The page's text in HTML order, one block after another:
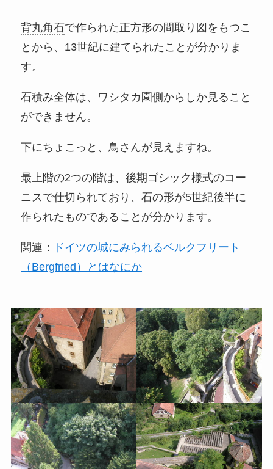
背丸角石で作られた正方形の間取り図をもつこ
とから、13世紀に建てられたことが分かりま
す。
石積み全体は、ワシタカ園側からしか見ること
ができません。
下にちょこっと、鳥さんが見えますね。
最上階の2つの階は、後期ゴシック様式のコー
ニスで仕切られており、石の形が5世紀後半に
作られたものであることが分かります。
関連：
ドイツの城にみられるベルクフリート
（Bergfried）とはなにか